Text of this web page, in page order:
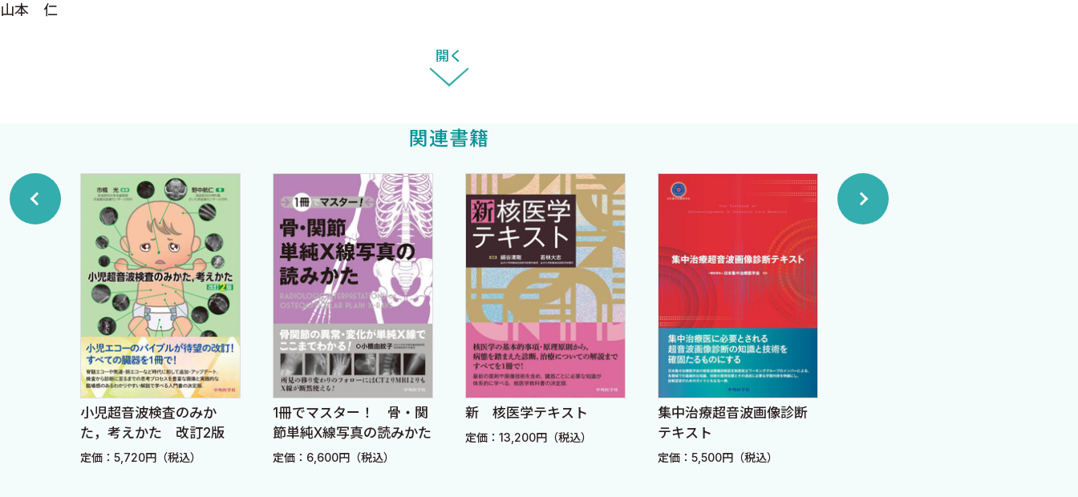
山本 仁
開く
関連書籍
小児超音波検査のみか
た，考えかた 改訂2版
定価：5,720円（税込）
1冊でマスター！ 骨・関
節単純X線写真の読みかた
定価：6,600円（税込）
新 核医学テキスト
定価：13,200円（税込）
集中治療超音波画像診断
テキスト
定価：5,500円（税込）